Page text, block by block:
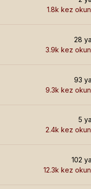
1.8k kez
28
3.9k kez
93
9.3k kez
5
2.4k kez
102
12.3k kez